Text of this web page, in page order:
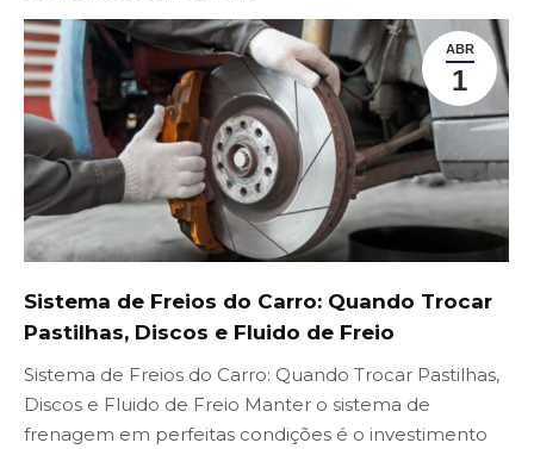
ABR
1
Sistema de Freios do Carro: Quando Trocar
Pastilhas, Discos e Fluido de Freio
Sistema de Freios do Carro: Quando Trocar Pastilhas,
Discos e Fluido de Freio Manter o sistema de
frenagem em perfeitas condições é o investimento